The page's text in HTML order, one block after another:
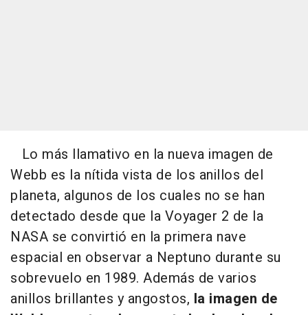
Lo más llamativo en la nueva imagen de
Webb es la nítida vista de los anillos del
planeta, algunos de los cuales no se han
detectado desde que la Voyager 2 de la
NASA se convirtió en la primera nave
espacial en observar a Neptuno durante su
sobrevuelo en 1989. Además de varios
anillos brillantes y angostos, la imagen de